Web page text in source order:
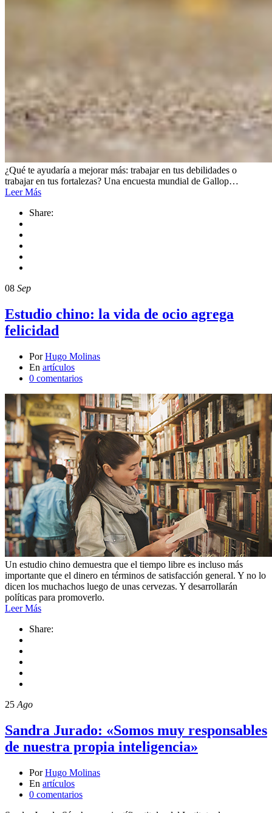
¿Qué te ayudaría a mejorar más: trabajar en tus debilidades o
trabajar en tus fortalezas? Una encuesta mundial de Gallop…
Leer Más
Share:
08 Sep
Estudio chino: la vida de ocio agrega
felicidad
Por Hugo Molinas
En artículos
0 comentarios
Un estudio chino demuestra que el tiempo libre es incluso más
importante que el dinero en términos de satisfacción general. Y no lo
dicen los muchachos luego de unas cervezas. Y desarrollarán
políticas para promoverlo.
Leer Más
Share:
25 Ago
Sandra Jurado: «Somos muy responsables
de nuestra propia inteligencia»
Por Hugo Molinas
En artículos
0 comentarios